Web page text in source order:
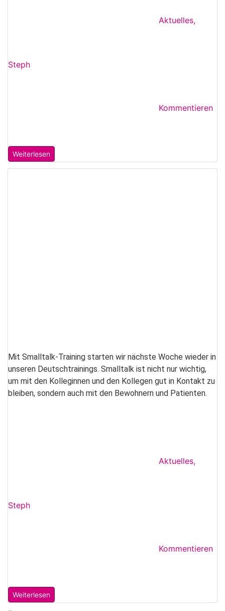
Aktuelles,
Steph
Kommentieren
Weiterlesen
Mit Smalltalk-Training starten wir nächste Woche wieder in
unseren Deutschtrainings. Smalltalk ist nicht nur wichtig,
um mit den Kolleginnen und den Kollegen gut in Kontakt zu
bleiben, sondern auch mit den Bewohnern und Patienten.
Aktuelles,
Steph
Kommentieren
Weiterlesen